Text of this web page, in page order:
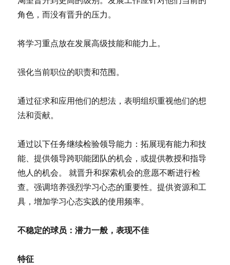
角色，而没有晋升的压力。
将学习重点放在发展高级技能和能力上。
强化当前职位的职责和范围。
通过征求和应用他们的想法，表明组织重视他们的想
法和贡献。
通过以下任务继续检验领导能力：拓展现有能力和技
能、提供领导跨职能团队的机会，或提供教授和指导
他人的机会。 就晋升和探索机会的意愿不断进行检
查。强调培养强烈学习心态的重要性。提供资源和工
具，增加学习心态实践的使用频率。
不稳定的球员：潜力一般，表现不佳
特征